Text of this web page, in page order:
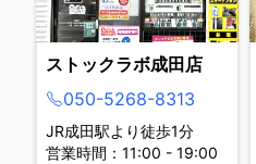
ストックラボ成田店
050-5268-8313
JR成田駅より徒歩1分
営業時間：11:00 - 19:00